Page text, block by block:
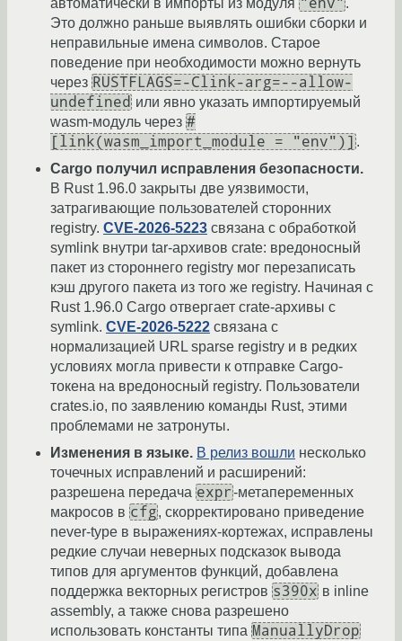
Это должно раньше выявлять ошибки сборки и
неправильные имена символов. Старое
поведение при необходимости можно вернуть
через RUSTFLAGS=-Clink-arg=--allow-
undefined или явно указать импортируемый
wasm-модуль через #
[link(wasm_import_module = "env")] .
Cargo получил исправления безопасности.
В Rust 1.96.0 закрыты две уязвимости,
затрагивающие пользователей сторонних
registry. CVE-2026-5223 связана с обработкой
symlink внутри tar-архивов crate: вредоносный
пакет из стороннего registry мог перезаписать
кэш другого пакета из того же registry. Начиная с
Rust 1.96.0 Cargo отвергает crate-архивы с
symlink. CVE-2026-5222 связана с
нормализацией URL sparse registry и в редких
условиях могла привести к отправке Cargo-
токена на вредоносный registry. Пользователи
crates.io, по заявлению команды Rust, этими
проблемами не затронуты.
Изменения в языке. В релиз вошли несколько
точечных исправлений и расширений:
разрешена передача expr-метапеременных
макросов в cfg, скорректировано приведение
never-type в выражениях-кортежах, исправлены
редкие случаи неверных подсказок вывода
типов для аргументов функций, добавлена
поддержка векторных регистров s390x в inline
assembly, а также снова разрешено
использовать константы типа ManuallyDrop